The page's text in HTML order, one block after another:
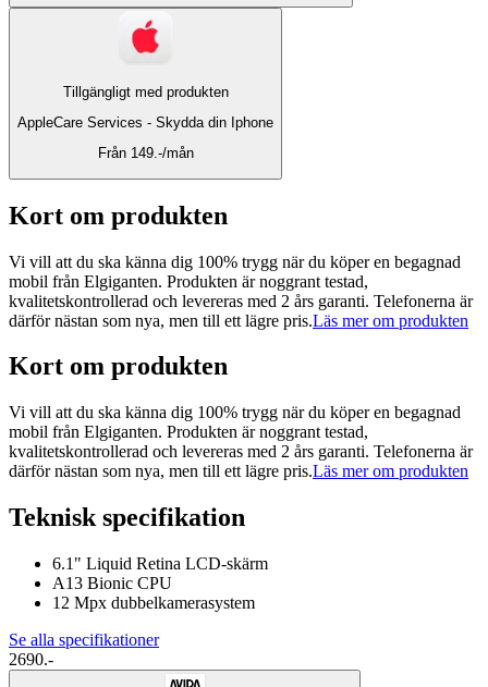
Tillgängligt med produkten
AppleCare Services - Skydda din Iphone
Från 149.-/mån
Kort om produkten
Vi vill att du ska känna dig 100% trygg när du köper en begagnad
mobil från Elgiganten. Produkten är noggrant testad,
kvalitetskontrollerad och levereras med 2 års garanti. Telefonerna är
därför nästan som nya, men till ett lägre pris.Läs mer om produkten
Kort om produkten
Vi vill att du ska känna dig 100% trygg när du köper en begagnad
mobil från Elgiganten. Produkten är noggrant testad,
kvalitetskontrollerad och levereras med 2 års garanti. Telefonerna är
därför nästan som nya, men till ett lägre pris.Läs mer om produkten
Teknisk specifikation
6.1" Liquid Retina LCD-skärm
A13 Bionic CPU
12 Mpx dubbelkamerasystem
Se alla specifikationer
2690.-